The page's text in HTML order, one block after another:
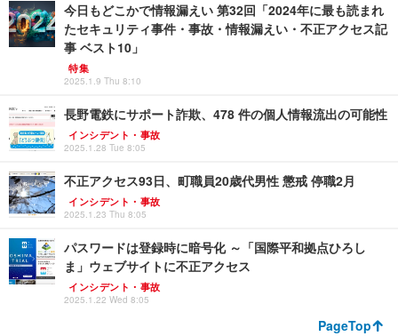
今日もどこかで情報漏えい 第32回「2024年に最も読まれ
たセキュリティ事件・事故・情報漏えい・不正アクセス記
事 ベスト10」
特集
2025.1.9 Thu 8:10
長野電鉄にサポート詐欺、478 件の個人情報流出の可能性
インシデント・事故
2025.1.28 Tue 8:05
不正アクセス93日、町職員20歳代男性 懲戒 停職2月
インシデント・事故
2025.1.23 Thu 8:05
パスワードは登録時に暗号化 ～「国際平和拠点ひろし
ま」ウェブサイトに不正アクセス
インシデント・事故
2025.1.22 Wed 8:05
PageTop